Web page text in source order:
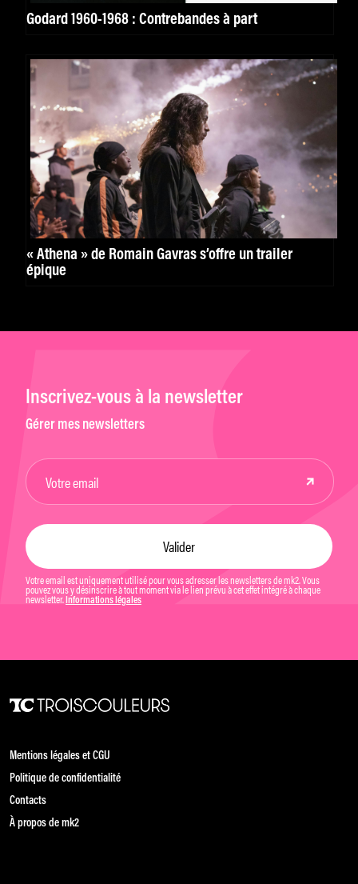
Godard 1960-1968 : Contrebandes à part
« Athena » de Romain Gavras s’offre un trailer
épique
Inscrivez-vous à la newsletter
Gérer mes newsletters
Votre email est uniquement utilisé pour vous adresser les newsletters de mk2. Vous
pouvez vous y désinscrire à tout moment via le lien prévu à cet effet intégré à chaque
newsletter. Informations légales
Mentions légales et CGU
Politique de confidentialité
Contacts
À propos de mk2